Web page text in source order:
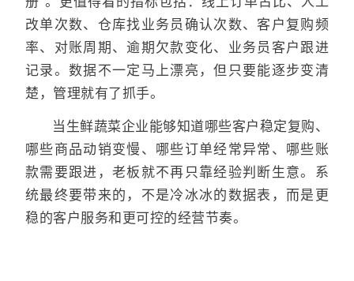
改单次数、仓库找业务员确认次数、客户复购频
率、对账周期、逾期欠款变化、业务员客户跟进
记录。数据不一定马上漂亮，但只要能逐步变清
楚，管理就有了抓手。
当生鲜蔬菜企业能够知道哪些客户稳定复购、
哪些商品动销变慢、哪些订单经常异常、哪些账
款需要跟进，老板就不再只靠经验判断生意。系
统最终要带来的，不是冷冰冰的数据表，而是更
稳的客户服务和更可控的经营节奏。